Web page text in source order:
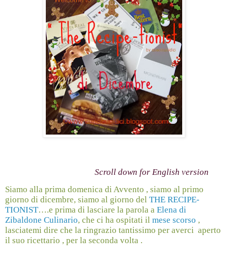
Scroll down for English version
Siamo alla prima domenica di Avvento , siamo al primo
giorno di dicembre, siamo al giorno del THE RECIPE-
TIONIST….e prima di lasciare la parola a Elena di
Zibaldone Culinario, che ci ha ospitati il mese scorso ,
lasciatemi dire che la ringrazio tantissimo per averci aperto
il suo ricettario , per la seconda volta .